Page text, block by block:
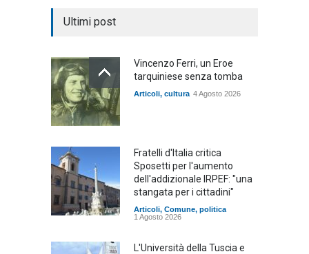
Ultimi post
Vincenzo Ferri, un Eroe
tarquiniese senza tomba
Articoli, cultura 4 Agosto 2026
Fratelli d'Italia critica
Sposetti per l'aumento
dell'addizionale IRPEF: "una
stangata per i cittadini"
Articoli, Comune, politica
1 Agosto 2026
L'Università della Tuscia e